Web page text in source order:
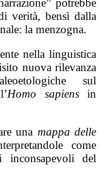
potrebbe
verità, bensì dalla
la menzogna.
nella linguistica
nuova rilevanza
sul
Homo sapiensin
una mappa delle
come
del